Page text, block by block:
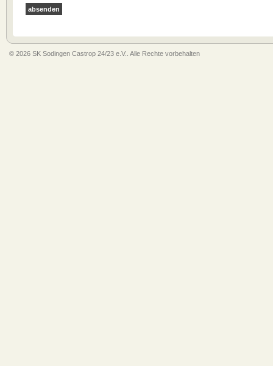
© 2026 SK Sodingen Castrop 24/23 e.V.. Alle Rechte vorbehalten